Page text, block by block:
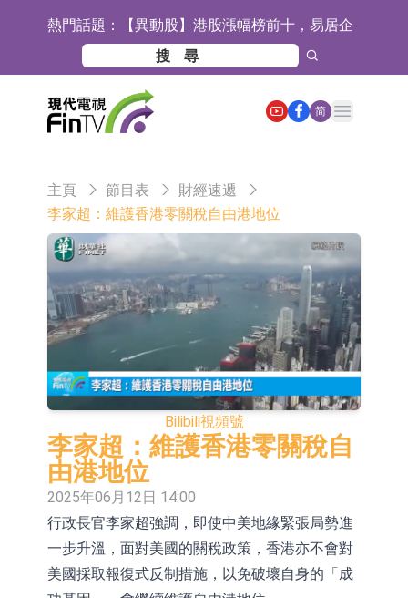
熱門話題： 【異動股】港股漲幅榜前十，易居企
業控股(02048.HK)漲+52.63%，天潤
雲(02167.HK)漲+50.75%
宜安科技：湖南逸昊已取得關於非晶
合金項目環境影響報告表的批覆
石藥創新(300765.SZ)子公司SYS6037
注射液獲美國藥物還床試驗批准
華蘭生物：子公司華蘭疫苗正在開展
TD550無人機具備行業先發產品優勢
千方科技：已形成車路云協同的L4級
商用車技術體系 並進入小規模商用示
範階段
京東物流與迅銷集團達成戰略合作 共
建全球物流供應鏈網絡
航天電器：子公司蘇州華旃的高速模
組及液冷互連產品處於小批量供貨階
段
日韓股市雙雙收漲
【異動股】分立器件板塊下挫，锴威
特(688693.CN)跌11.69%
【異動股】雞肉概念板塊拉升，益生
股份(002458.CN)漲10.02%
台積電7月營收同比增加44.7%
【異動股】港股漲幅榜前十，易居企
業控股(02048.HK)漲+84.21%，金輝
控股(09993.HK)漲+45.60%
新時達：暫未生產四足載人機器人
【異動股】雞肉概念板塊拉升，益生
股份(002458.CN)漲10.02%
【異動股】CRO板塊拉升，藥康生物
简
Open main menu
主頁 節目表
財經速遞
李家超：維護香港零關稅自由港地位
Bilibili視頻號
李家超：維護香港零關稅自
由港地位
2025年06月12日 14:00
行政長官李家超強調，即使中美地緣緊張局勢進
一步升溫，面對美國的關稅政策，香港亦不會對
美國採取報復式反制措施，以免破壞自身的「成